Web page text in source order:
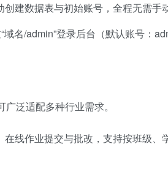
建数据表与初始账号，全程无需手
域名/admin”登录后台（默认账号：
泛适配多种行业需求。
在线作业提交与批改，支持按班级